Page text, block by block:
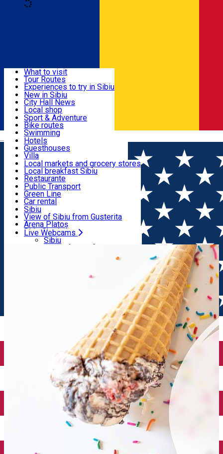
Română
Useful info
Activities & Adventure
Accommodation
Food, Drinks & Nightlife
Transport & Parking
Live Webcams
What to visit
Tour Routes
Experiences to try in Sibiu
Podcast
Culture
Museums
Churches
Parks, Zoo
County of Sibiu
New in Sibiu
City Hall News
Local shop
Sibiu artisans
Sibiul Verde
Public services
Education
How do I get to Sibiu
Tourist Info
Tour Guides
Guided tours
Publicații locale
Beauty salons
Sport & Adventure
Bike routes
Swimming
Riding
Indoor activities
Loc de joacă indoor
Loc de joacă outdoor
Ski
Ice skating
Yoga
Hotels
Guesthouses
Villa
Hostels
Motel
Camping
Renting rooms
Rooms for rent
Accommodation outside Sibiu
Local markets and grocery stores
Local breakfast Sibiu
Restaurante
Pizza
Fast Food
Coffee
Sweets
Pub, Bar
Night clubs
Bakeries
Public Transport
Green Line
Car rental
Rent a bike
Scooter rentals
Taxi
Ride Sharing
Parking tickets
Parking places
Sibiu
View of Sibiu from Gusterita
Arena Platoș
Live Webcams
Sibiu
View of Sibiu from Gusterita
Home Confectionary Creme Gelato